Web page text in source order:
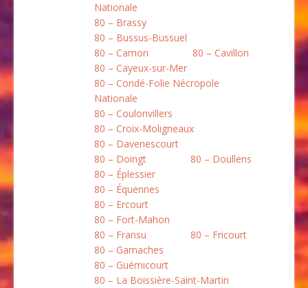
Nationale
80 – Brassy
80 – Bussus-Bussuel
80 – Camon
80 – Cavillon
80 – Cayeux-sur-Mer
80 – Condé-Folie Nécropole
Nationale
80 – Coulonvillers
80 – Croix-Moligneaux
80 – Davenescourt
80 – Doingt
80 – Doullens
80 – Éplessier
80 – Équennes
80 – Ercourt
80 – Fort-Mahon
80 – Fransu
80 – Fricourt
80 – Gamaches
80 – Guémicourt
80 – La Boissière-Saint-Martin